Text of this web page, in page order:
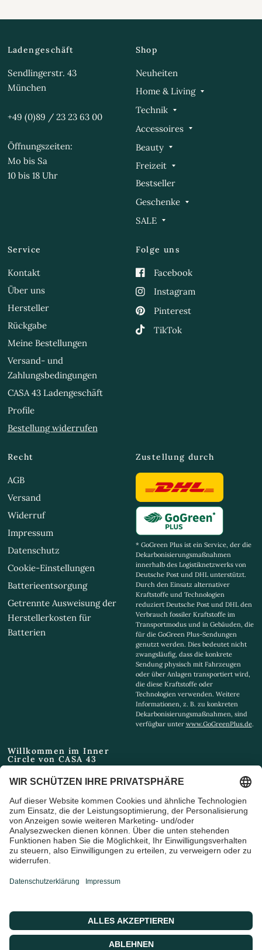
Ladengeschäft
Sendlingerstr. 43
München
+49 (0)89 / 23 23 63 00
Öffnungszeiten:
Mo bis Sa
10 bis 18 Uhr
Shop
Neuheiten
Home & Living
Technik
Accessoires
Beauty
Freizeit
Bestseller
Geschenke
SALE
Service
Kontakt
Über uns
Hersteller
Rückgabe
Meine Bestellungen
Versand- und
Zahlungsbedingungen
CASA 43 Ladengeschäft
Profile
Bestellung widerrufen
Folge uns
Facebook
Instagram
Pinterest
TikTok
Recht
AGB
Versand
Widerruf
Impressum
Datenschutz
Cookie-Einstellungen
Batterieentsorgung
Getrennte Ausweisung der
Herstellerkosten für
Batterien
Zustellung durch
* GoGreen Plus ist ein Service, der die
Dekarbonisierungsmaßnahmen
innerhalb des Logistiknetzwerks von
Deutsche Post und DHL unterstützt.
Durch den Einsatz alternativer
Kraftstoffe und Technologien
reduziert Deutsche Post und DHL den
Verbrauch fossiler Kraftstoffe im
Transportmodus und in Gebäuden, die
für die GoGreen Plus-Sendungen
genutzt werden. Dies bedeutet nicht
zwangsläufig, dass die konkrete
Sendung physisch mit Fahrzeugen
oder über Anlagen transportiert wird,
die diese Kraftstoffe oder
Technologien verwenden. Weitere
Informationen, z. B. zu konkreten
Dekarbonisierungsmaßnahmen, sind
verfügbar unter www.GoGreenPlus.de.
Willkommen im Inner
Circle von CASA 43
Email
Ich bin damit einverstanden,
Marketing-E-Mails und
Sonderangebote zu erhalten
© 2026 CASA 43 Concept, Powered by shopify